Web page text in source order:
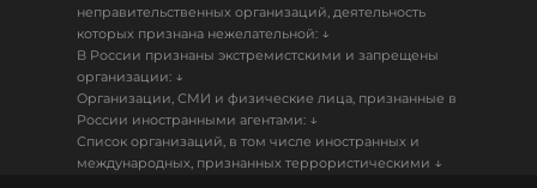
неправительственных организаций, деятельность
которых признана нежелательной: ↓
В России признаны экстремистскими и запрещены
организации: ↓
Организации, СМИ и физические лица, признанные в
России иностранными агентами: ↓
Список организаций, в том числе иностранных и
международных, признанных террористическими ↓